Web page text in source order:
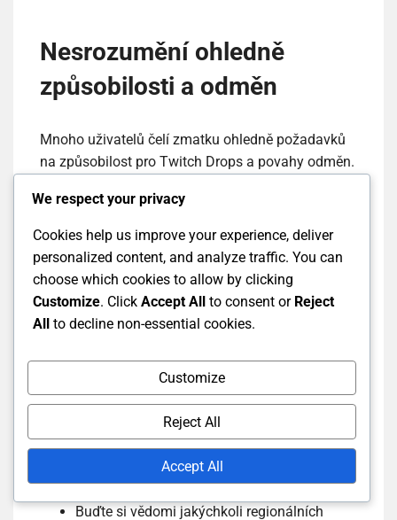
Nesrozumění ohledně
způsobilosti a odměn
Mnoho uživatelů čelí zmatku ohledně požadavků
na způsobilost pro Twitch Drops a povahy odměn.
musí být splněny specifické podmínky, aby se
kvalifikovalo.
Aby se předešlo nedorozuměním, pečlivě si
přečtěte kritéria způsobilosti uvedená Twitch pro
každou událost Drops. Tyto informace jsou
oznámeních Twitch.
Zkontrolujte, zda je váš účet Twitch propojen
s herním účtem.
Ověřte minimální dobu sledování potřebnou
k získání odměn.
Buďte si vědomi jakýchkoli regionálních
We respect your privacy
Cookies help us improve your experience, deliver
personalized content, and analyze traffic. You can
choose which cookies to allow by clicking
Customize. Click Accept All to consent or Reject
All to decline non-essential cookies.
Customize
Reject All
Accept All